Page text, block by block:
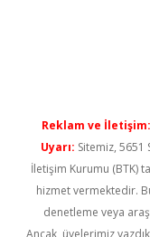
Reklam ve İletişim:
Uyarı: Sitemiz, 5651
İletişim Kurumu (BTK)
hizmet vermektedir.
denetleme veya
Ancak, üyelerimiz